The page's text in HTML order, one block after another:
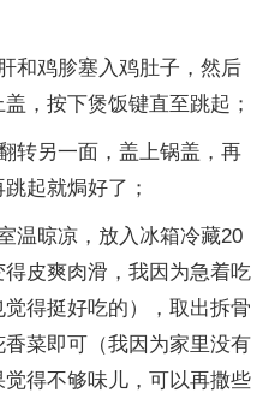
和鸡胗塞入鸡肚子，然后
，按下煲饭键直至跳起；
转另一面，盖上锅盖，再
起就焗好了；
温晾凉，放入冰箱冷藏20
皮爽肉滑，我因为急着吃
得挺好吃的），取出拆骨
菜即可（我因为家里没有
得不够味儿，可以再撒些